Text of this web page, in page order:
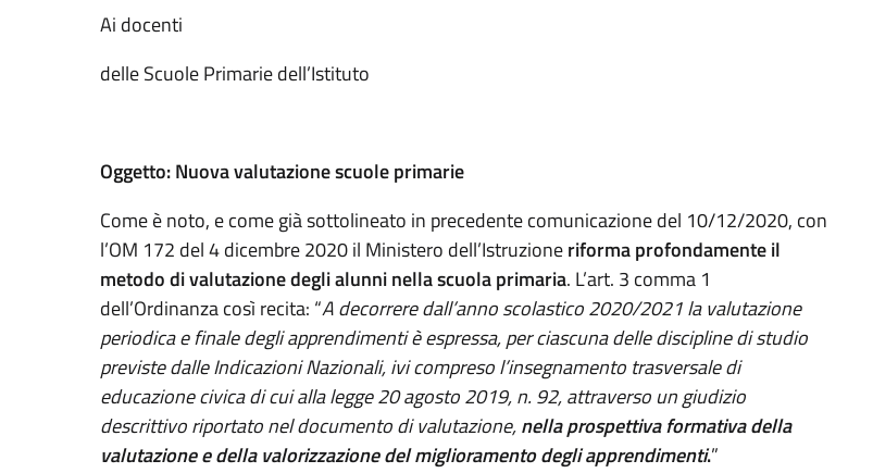
Ai docenti
delle Scuole Primarie dell’Istituto
Oggetto: Nuova valutazione scuole primarie
Come è noto, e come già sottolineato in precedente comunicazione del 10/12/2020, con
l’OM 172 del 4 dicembre 2020 il Ministero dell’Istruzioneriforma profondamente il
metodo di valutazione degli alunni nella scuola primaria. L’art. 3 comma 1
dell’Ordinanza così recita: “A decorrere dall’anno scolastico 2020/2021 la valutazione
periodica e finale degli apprendimenti è espressa, per ciascuna delle discipline di studio
previste dalle Indicazioni Nazionali, ivi compreso l’insegnamento trasversale di
educazione civica di cui alla legge 20 agosto 2019, n. 92, attraverso un giudizio
descrittivo riportato nel documento di valutazione,nella prospettiva formativa della
valutazione e della valorizzazione del miglioramento degli apprendimenti.”